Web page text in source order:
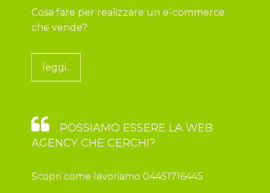
Cosa fare per realizzare un e-commerce
che vende?
leggi..
POSSIAMO ESSERE LA WEB
AGENCY CHE CERCHI?
Scopri come lavoriamo 04451716445